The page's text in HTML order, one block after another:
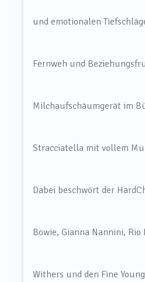
und emotionalen
Fernweh und
Milchaufschäumgerät im
Stracciatella mit vollem
Dabei beschwört der
Bowie, Gianna Nannini,
Withers und den Fine